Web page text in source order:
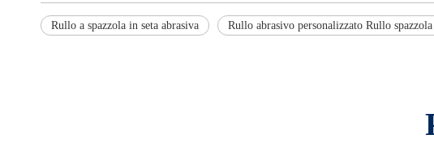
Rullo a spazzola in seta abrasiva Rullo abrasivo personalizzato Rullo